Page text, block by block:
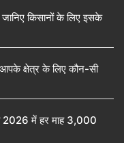
किसानों के लिए इसके
क्षेत्र के लिए कौन-सी
2026 में हर माह 3,000